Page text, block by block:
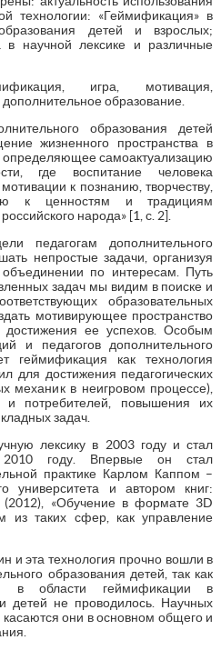
технологии: «Геймификация» в
детей и взрослых;
в научной лексике и различные
игра, мотивация,
образование.
образования детей
жизненного пространства в
самоактуализацию
где воспитание человека
к познанию, творчеству,
к ценностям и традициям
народа» [1, с. 2].
педагогам дополнительного
непростые задачи, организуя
по интересам. Путь
задач мы видим в поиске и
образовательных
мотивирующее пространство
ее успехов. Особым
и педагогов дополнительного
геймификация как технология
для достижения педагогических
механик в неигровом процессе),
и потребителей, повышения их
задач.
лексику в 2003 году и стал
2010 году. Впервые он стал
практике Карлом Каппом –
университета и автором книг:
(2012), «Обучение в формате 3D
из таких сфер, как управление
и эта технология прочно вошли в
образования детей, так как
в области геймификации в
детей не проводилось. Научных
они в основном общего и